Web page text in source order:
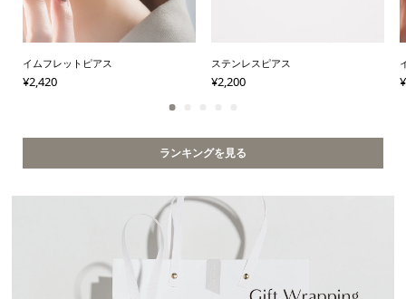
イムフレットピアス
¥2,420
ステンレスピアス
¥2,200 ¥
ランキングを見る